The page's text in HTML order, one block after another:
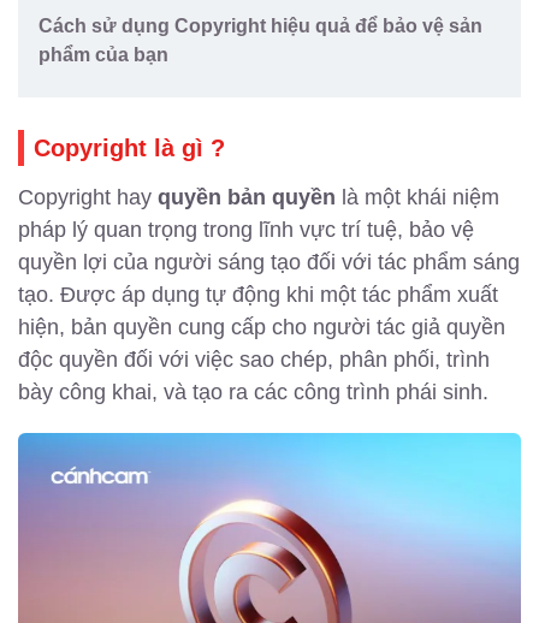
Cách sử dụng Copyright hiệu quả để bảo vệ sản
phẩm của bạn
Copyright là gì ?
Copyright hay quyền bản quyền là một khái niệm
pháp lý quan trọng trong lĩnh vực trí tuệ, bảo vệ
quyền lợi của người sáng tạo đối với tác phẩm sáng
tạo. Được áp dụng tự động khi một tác phẩm xuất
hiện, bản quyền cung cấp cho người tác giả quyền
độc quyền đối với việc sao chép, phân phối, trình
bày công khai, và tạo ra các công trình phái sinh.